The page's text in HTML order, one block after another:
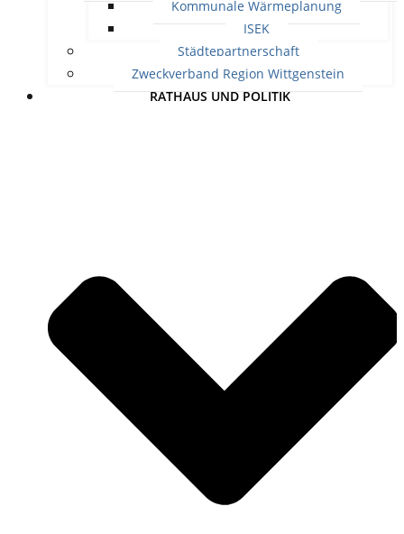
Kommunale Wärmeplanung
ISEK
Städtepartnerschaft
Zweckverband Region Wittgenstein
RATHAUS UND POLITIK